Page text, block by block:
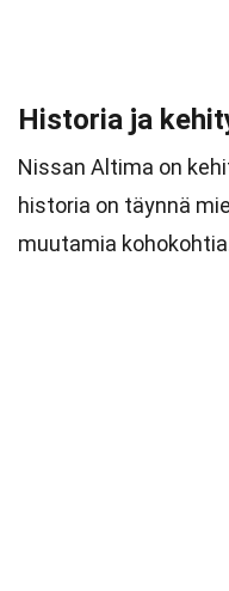
Historia ja
Nissan Altima on
historia on täynnä
muutamia